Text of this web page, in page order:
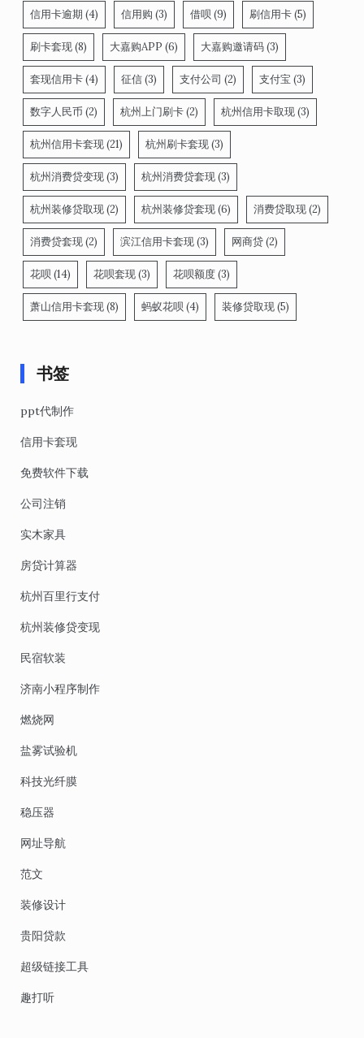
信用卡逾期 (4) 信用购 (3) 借呗(9) 刷信用卡(5)
刷卡套现(8) 大嘉购APP (6) 大嘉购邀请码(3)
套现信用卡(4) 征信(3) 支付公司 (2) 支付宝(3)
数字人民币 (2) 杭州上门刷卡(2) 杭州信用卡取现(3)
杭州信用卡套现(21) 杭州刷卡套现(3)
杭州消费贷变现(3) 杭州消费贷套现(3)
杭州装修贷取现(2) 杭州装修贷套现(6) 消费贷取现(2)
消费贷套现(2) 滨江信用卡套现(3) 网商贷(2)
花呗(14) 花呗套现(3) 花呗额度(3)
萧山信用卡套现(8) 蚂蚁花呗(4) 装修贷取现(5)
书签
ppt代制作
信用卡套现
免费软件下载
公司注销
实木家具
房贷计算器
杭州百里行支付
杭州装修贷变现
民宿软装
济南小程序制作
燃烧网
盐雾试验机
科技光纤膜
稳压器
网址导航
范文
装修设计
贵阳贷款
超级链接工具
趣打听